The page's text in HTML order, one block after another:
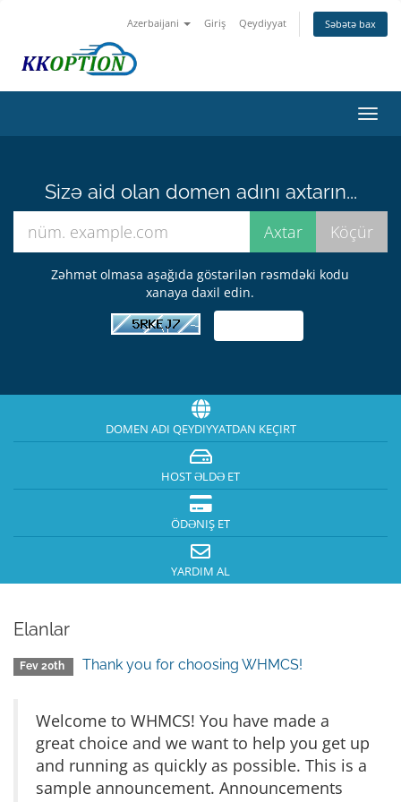
Azerbaijani Giriş Qeydiyyat Səbətə bax
keçid
Sizə aid olan domen adını axtarın...
Zəhmət olmasa aşağıda göstərilən rəsmdəki kodu
xanaya daxil edin.
DOMEN ADI QEYDIYYATDAN KEÇIRT
HOST ƏLDƏ ET
ÖDƏNIŞ ET
YARDIM AL
Elanlar
Fev 20th Thank you for choosing WHMCS!
Welcome to WHMCS! You have made a
great choice and we want to help you get up
and running as quickly as possible. This is a
sample announcement. Announcements